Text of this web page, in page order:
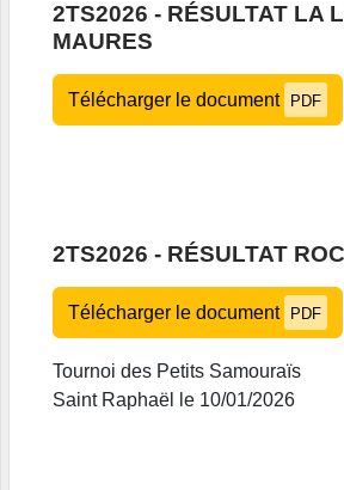
2TS2026 - RÉSULTAT LA
MAURES
Télécharger le document PDF
2TS2026 - RÉSULTAT
Télécharger le document PDF
Tournoi des Petits Samouraïs
Saint Raphaël le 10/01/2026